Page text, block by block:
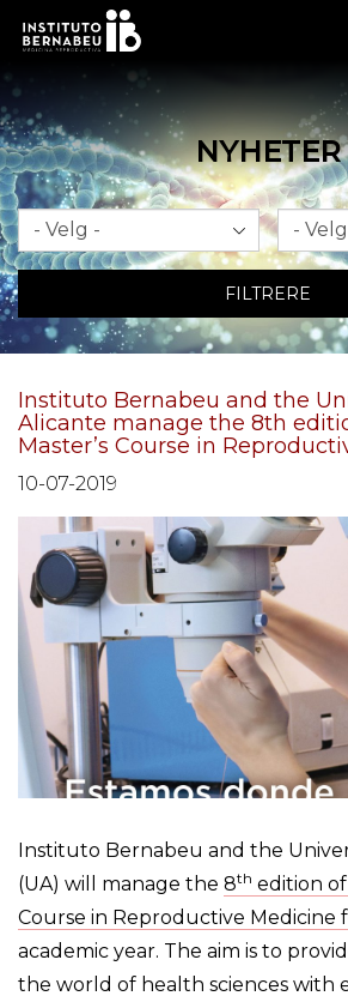
NYHETER
Måned År
FILTRERE
Instituto Bernabeu and the
Alicante manage the 8th
Master’s Course in
10-07-2019
Instituto Bernabeu and the
(UA) will manage the 8th edition of
Course in Reproductive Medicine
academic year. The aim is to
the world of health sciences with